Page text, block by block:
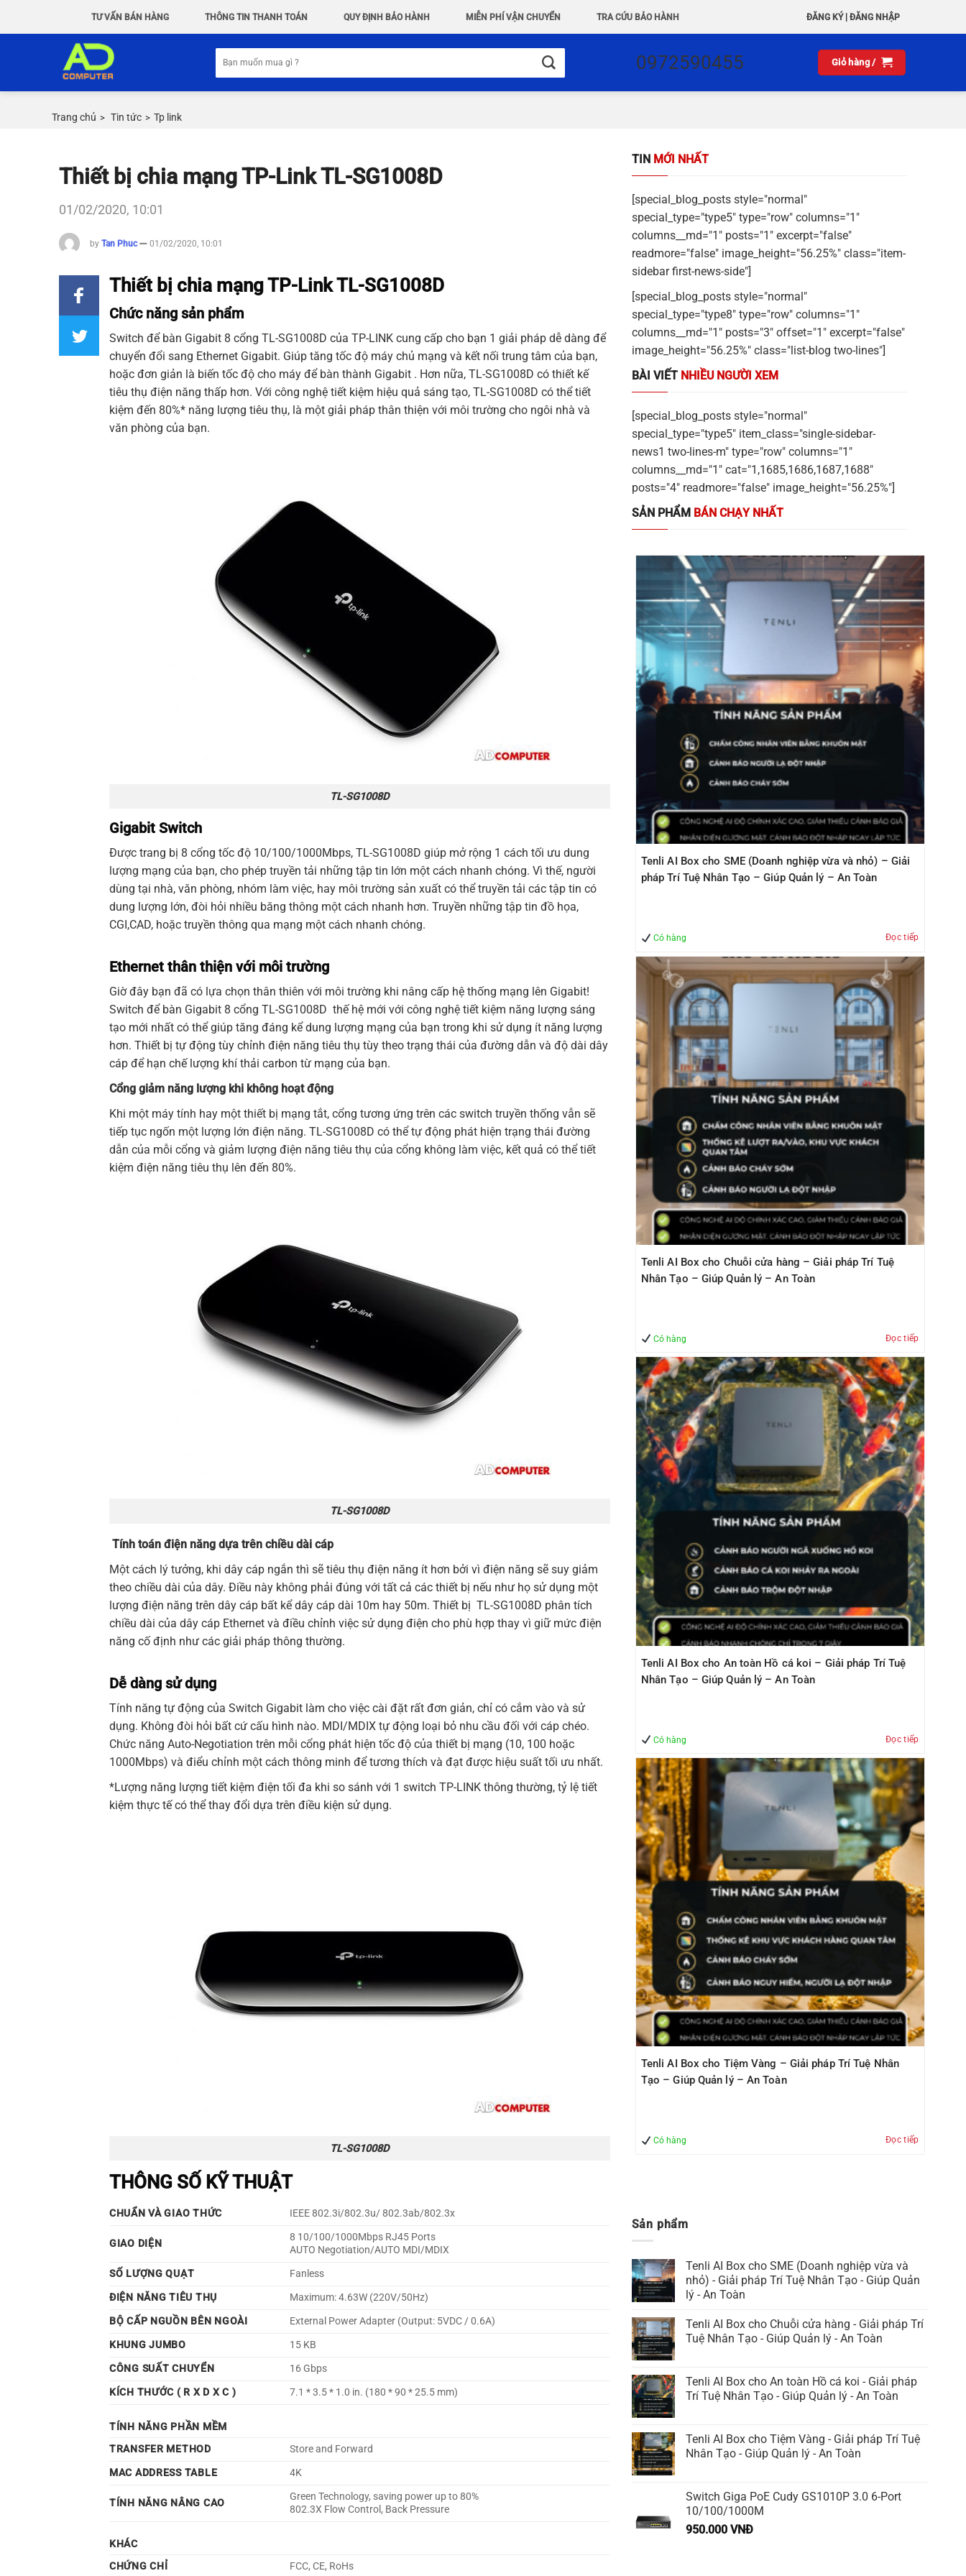
TƯ VẤN BÁN HÀNG THÔNG TIN THANH TOÁN QUY ĐỊNH BẢO HÀNH MIỄN PHÍ VẬN CHUYỂN TRA CỨU BẢO HÀNH ĐĂNG KÝ| ĐĂNG NHẬP
kiếm:
0972590455 Giỏ hàng /
Trang chủ > Tin tức > Tp link
Thiết bị chia mạng TP-Link TL-SG1008D
01/02/2020, 10:01
by Tan Phuc 01/02/2020, 10:01
Thiết bị chia mạng TP-Link TL-SG1008D
Chức năng sản phẩm
Switch để bàn Gigabit 8 cổng TL-SG1008D của TP-LINK cung cấp cho bạn 1 giải pháp dễ dàng để
chuyển đổi sang Ethernet Gigabit. Giúp tăng tốc độ máy chủ mạng và kết nối trung tâm của bạn,
hoặc đơn giản là biến tốc độ cho máy để bàn thành Gigabit . Hơn nữa, TL-SG1008D có thiết kế
tiêu thụ điện năng thấp hơn. Với công nghệ tiết kiệm hiệu quả sáng tạo, TL-SG1008D có thể tiết
kiệm đến 80%* năng lượng tiêu thụ, là một giải pháp thân thiện với môi trường cho ngôi nhà và
văn phòng của bạn.
TL-SG1008D
Gigabit Switch
Được trang bị 8 cổng tốc độ 10/100/1000Mbps, TL-SG1008D giúp mở rộng 1 cách tối ưu dung
lượng mạng của bạn, cho phép truyền tải những tập tin lớn một cách nhanh chóng. Vì thế, người
dùng tại nhà, văn phòng, nhóm làm việc, hay môi trường sản xuất có thể truyền tải các tập tin có
dung lượng lớn, đòi hỏi nhiều băng thông một cách nhanh hơn. Truyền những tập tin đồ họa,
CGI,CAD, hoặc truyền thông qua mạng một cách nhanh chóng.
Ethernet thân thiện với môi trường
Giờ đây bạn đã có lựa chọn thân thiên với môi trường khi nâng cấp hệ thống mạng lên Gigabit!
Switch để bàn Gigabit 8 cổng TL-SG1008D thế hệ mới với công nghệ tiết kiệm năng lượng sáng
tạo mới nhất có thể giúp tăng đáng kể dung lượng mạng của bạn trong khi sử dụng ít năng lượng
hơn. Thiết bị tự động tùy chỉnh điện năng tiêu thụ tùy theo trạng thái của đường dẫn và độ dài dây
cáp để hạn chế lượng khí thải carbon từ mạng của bạn.
Cổng giảm năng lượng khi không hoạt động
Khi một máy tính hay một thiết bị mạng tắt, cổng tương ứng trên các switch truyền thống vẫn sẽ
tiếp tục ngốn một lượng lớn điện năng. TL-SG1008D có thể tự động phát hiện trạng thái đường
dẫn của mỗi cổng và giảm lượng điện năng tiêu thụ của cổng không làm việc, kết quả có thể tiết
kiệm điện năng tiêu thụ lên đến 80%.
TL-SG1008D
Tính toán điện năng dựa trên chiều dài cáp
Một cách lý tưởng, khi dây cáp ngắn thì sẽ tiêu thụ điện năng ít hơn bởi vì điện năng sẽ suy giảm
theo chiều dài của dây. Điều này không phải đúng với tất cả các thiết bị nếu như họ sử dụng một
lượng điện năng trên dây cáp bất kể dây cáp dài 10m hay 50m. Thiết bị TL-SG1008D phân tích
chiều dài của dây cáp Ethernet và điều chỉnh việc sử dụng điện cho phù hợp thay vì giữ mức điện
năng cố định như các giải pháp thông thường.
Dễ dàng sử dụng
Tính năng tự động của Switch Gigabit làm cho việc cài đặt rất đơn giản, chỉ có cắm vào và sử
dụng. Không đòi hỏi bất cứ cấu hình nào. MDI/MDIX tự động loại bỏ nhu cầu đối với cáp chéo.
Chức năng Auto-Negotiation trên mỗi cổng phát hiện tốc độ của thiết bị mạng (10, 100 hoặc
1000Mbps) và điểu chỉnh một cách thông minh để tương thích và đạt được hiệu suất tối ưu nhất.
*Lượng năng lượng tiết kiệm điện tối đa khi so sánh với 1 switch TP-LINK thông thường, tỷ lệ tiết
kiệm thực tế có thể thay đổi dựa trên điều kiện sử dụng.
TL-SG1008D
THÔNG SỐ KỸ THUẬT
CHUẨN VÀ GIAO THỨC IEEE 802.3i/802.3u/ 802.3ab/802.3x
GIAO DIỆN
8 10/100/1000Mbps RJ45 Ports
AUTO Negotiation/AUTO MDI/MDIX
SỐ LƯỢNG QUẠT
Fanless
ĐIỆN NĂNG TIÊU THỤ
Maximum: 4.63W (220V/50Hz)
BỘ CẤP NGUỒN BÊN NGOÀI
External Power Adapter (Output: 5VDC / 0.6A)
KHUNG JUMBO
15 KB
CÔNG SUẤT CHUYỂN
16 Gbps
KÍCH THƯỚC ( R X D X C )
7.1 * 3.5 * 1.0 in. (180 * 90 * 25.5 mm)
TÍNH NĂNG PHẦN MỀM
TRANSFER METHOD
Store and Forward
MAC ADDRESS TABLE
4K
TÍNH NĂNG NÂNG CAO
Green Technology, saving power up to 80%
802.3X Flow Control, Back Pressure
KHÁC
CHỨNG CHỈ
FCC, CE, RoHs
TIN MỚI NHẤT
[special_blog_posts style="normal"
special_type="type5" type="row" columns="1"
columns__md="1" posts="1" excerpt="false"
readmore="false" image_height="56.25%" class="item-
sidebar first-news-side"]
[special_blog_posts style="normal"
special_type="type8" type="row" columns="1"
columns__md="1" posts="3" offset="1" excerpt="false"
image_height="56.25%" class="list-blog two-lines"]
BÀI VIẾT NHIỀU NGƯỜI XEM
[special_blog_posts style="normal"
special_type="type5" item_class="single-sidebar-
news1 two-lines-m" type="row" columns="1"
columns__md="1" cat="1,1685,1686,1687,1688"
posts="4" readmore="false" image_height="56.25%"]
SẢN PHẨM BÁN CHẠY NHẤT
Tenli AI Box cho SME (Doanh nghiệp vừa và nhỏ) – Giải
pháp Trí Tuệ Nhân Tạo – Giúp Quản lý – An Toàn
Có hàng Đọc tiếp
Tenli AI Box cho Chuỗi cửa hàng – Giải pháp Trí Tuệ
Nhân Tạo – Giúp Quản lý – An Toàn
Có hàng Đọc tiếp
Tenli AI Box cho An toàn Hồ cá koi – Giải pháp Trí Tuệ
Nhân Tạo – Giúp Quản lý – An Toàn
Có hàng Đọc tiếp
Tenli AI Box cho Tiệm Vàng – Giải pháp Trí Tuệ Nhân
Tạo – Giúp Quản lý – An Toàn
Có hàng Đọc tiếp
Sản phẩm
Tenli AI Box cho SME (Doanh nghiệp vừa và
nhỏ) - Giải pháp Trí Tuệ Nhân Tạo - Giúp Quản
lý - An Toàn
Tenli AI Box cho Chuỗi cửa hàng - Giải pháp Trí
Tuệ Nhân Tạo - Giúp Quản lý - An Toàn
Tenli AI Box cho An toàn Hồ cá koi - Giải pháp
Trí Tuệ Nhân Tạo - Giúp Quản lý - An Toàn
Tenli AI Box cho Tiệm Vàng - Giải pháp Trí Tuệ
Nhân Tạo - Giúp Quản lý - An Toàn
Switch Giga PoE Cudy GS1010P 3.0 6-Port
10/100/1000M
950.000 VNĐ